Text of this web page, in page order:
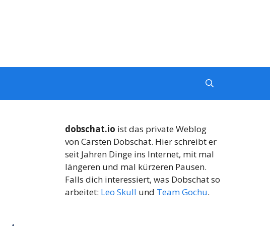
dobschat.io ist das private Weblog
von Carsten Dobschat. Hier schreibt er
seit Jahren Dinge ins Internet, mit mal
längeren und mal kürzeren Pausen.
Falls dich interessiert, was Dobschat so
arbeitet: Leo Skull und Team Gochu.